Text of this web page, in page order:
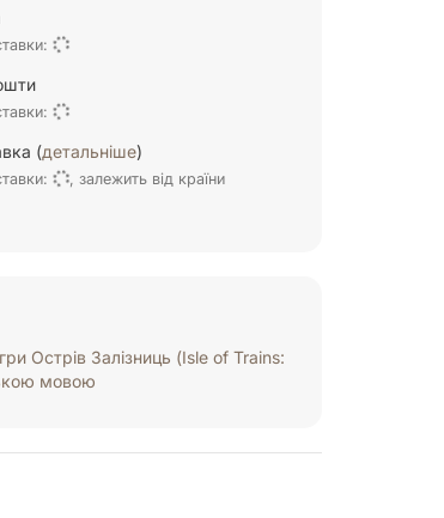
(детальніше)
, залежить від країни
Острів Залізниць (Isle of Trains:
мовою